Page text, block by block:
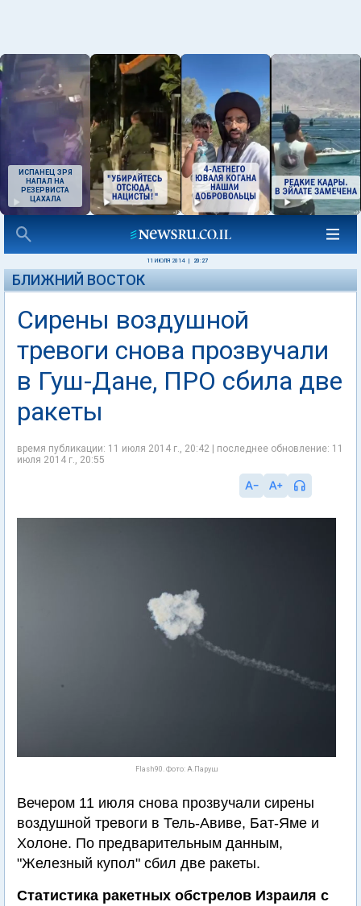
ИСПАНЕЦ ЗРЯ
НАПАЛ НА
РЕЗЕРВИСТА
ЦАХАЛА
11 ИЮЛЯ 2014 20:27
БЛИЖНИЙ ВОСТОК
Сирены воздушной
тревоги снова прозвучали
в Гуш-Дане, ПРО сбила две
ракеты
время публикации: 11 июля 2014 г., 20:42 | последнее обновление: 11
июля 2014 г., 20:55
Flash90. Фото: А.Паруш
Вечером 11 июля снова прозвучали сирены
воздушной тревоги в Тель-Авиве, Бат-Яме и
Холоне. По предварительным данным,
"Железный купол" сбил две ракеты.
Статистика ракетных обстрелов Израиля с